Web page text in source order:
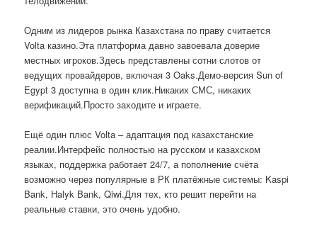
Одним из лидеров рынка Казахстана по праву считается
Volta казино.Эта платформа давно завоевала доверие
местных игроков.Здесь представлены сотни слотов от
ведущих провайдеров, включая 3 Oaks.Демо-версия Sun of
Egypt 3 доступна в один клик.Никаких СМС, никаких
верификаций.Просто заходите и играете.
Ещё один плюс Volta – адаптация под казахстанские
реалии.Интерфейс полностью на русском и казахском
языках, поддержка работает 24/7, а пополнение счёта
возможно через популярные в РК платёжные системы: Kaspi
Bank, Halyk Bank, Qiwi.Для тех, кто решит перейти на
реальные ставки, это очень удобно.